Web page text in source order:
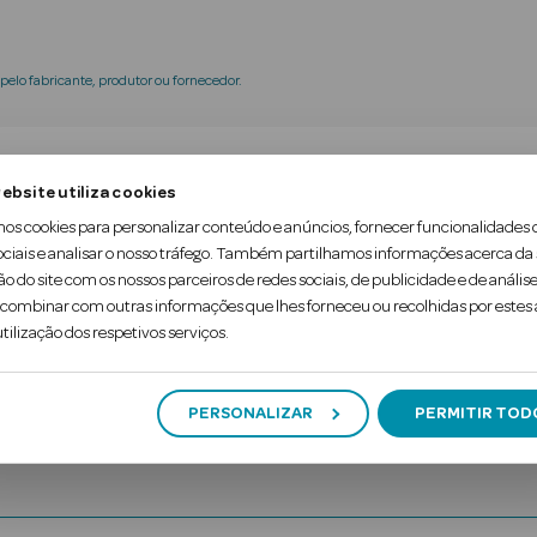
utiliza cookies
cookies para personalizar conteúdo e anúncios, fornecer funcionalidades
e analisar o nosso tráfego. Também partilhamos informações acerca da
do site com os nossos parceiros de redes sociais, de publicidade e de
com outras informações que lhes forneceu ou recolhidas por estes
dos respetivos serviços.
PERSONALIZAR PERMITIR
fabricante, produtor ou fornecedor.
pasta de dentes destinada à proteção das
Além disso, ajuda a prevenir o tártaro e a